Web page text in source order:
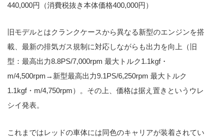
440,000円（消費税抜き本体価格400,000円）
旧モデルとはクランクケースから異なる新型のエンジンを搭
載、最新の排気ガス規制に対応しながらも出力を向上（旧
型：最高出力8.8PS/7,000rpm 最大トルク1.1kgf・
m/4,500rpm→新型最高出力9.1PS/6,250rpm 最大トルク
1.1kgf・m/4,750rpm）。その上、価格は据え置きというウレ
シイ発表。
これまではレッドの車体には同色のキャリアが装着されてい